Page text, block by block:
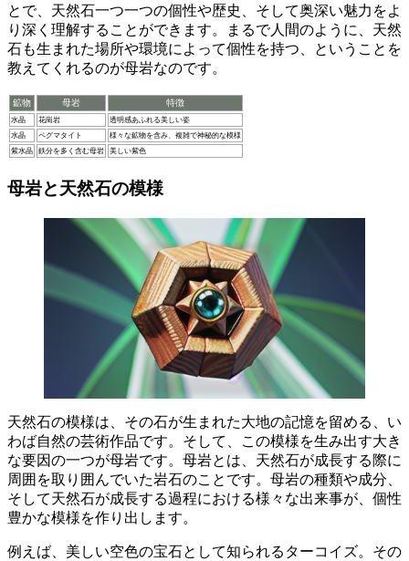
とで、天然石一つ一つの個性や歴史、そして奥深い魅力をよ
り深く理解することができます。まるで人間のように、 天然
石も生まれた場所や環境によって個性を持つ、ということを
教えてくれるのが母岩なのです。
鉱物 母岩 特徴
水晶 花崗岩
透明感あふれる美しい姿
水晶
ペグマタイト
様々な鉱物を含み、複雑で神秘的な模様
紫水晶
鉄分を多く含む母岩 美しい紫色
母岩と天然石の模様
天然石の模様は、その石が生まれた大地の記憶を留める、い
わば自然の芸術作品です。 そして、この模様を生み出す大き
な要因の一つが母岩です。母岩とは、天然石が成長する際に
周囲を取り囲んでいた岩石のことです。母岩の種類や成分、
そして天然石が成長する過程における様々な出来事が、個性
豊かな模様を作り出します。
例えば、美しい空色の宝石として知られる ターコイズ。その